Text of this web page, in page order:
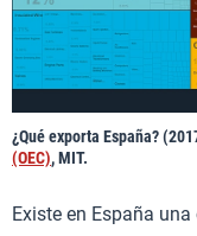
¿Qué exporta España?
(OEC), MIT.
Existe en España